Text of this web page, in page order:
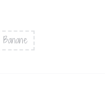
Banane